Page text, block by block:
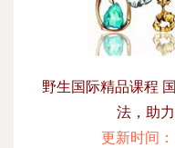
野生国际精品课程
法，助
更新时间